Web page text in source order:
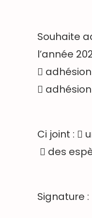
Souhaite
l’année


Ci joint : 
 des
Signature :